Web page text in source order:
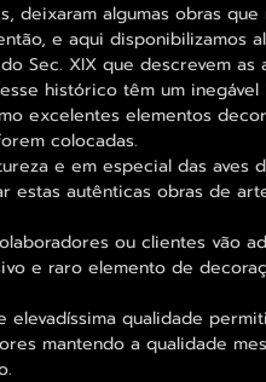
deixaram algumas obras
e aqui disponibilizamos
Sec. XIX que descrevem as
histórico têm um
excelentes elementos
colocadas.
e em especial das aves
estas autênticas obras de
ou clientes vão
e raro elemento de
qualidade
mantendo a qualidade